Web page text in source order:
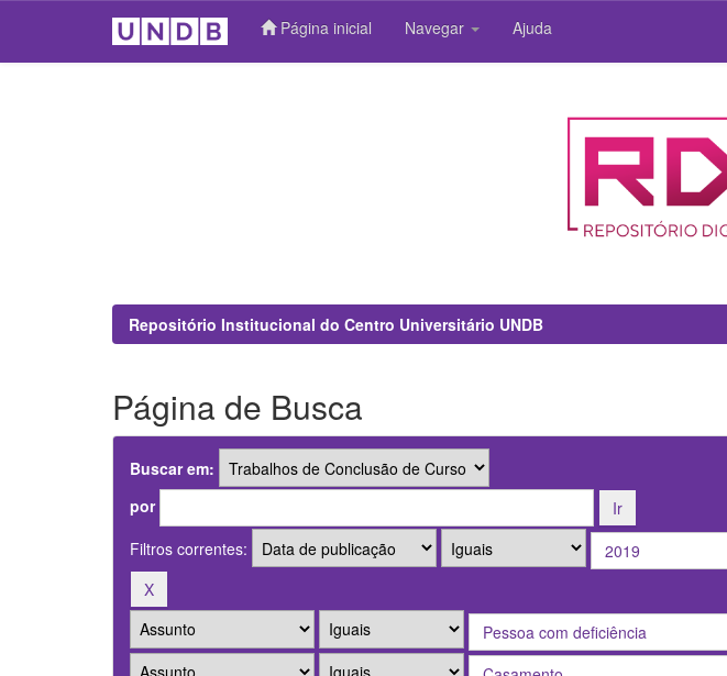
Página inicial Navegar Ajuda
Repositório Institucional do Centro Universitário UNDB
Página de Busca
Buscar em:
por
Filtros correntes: